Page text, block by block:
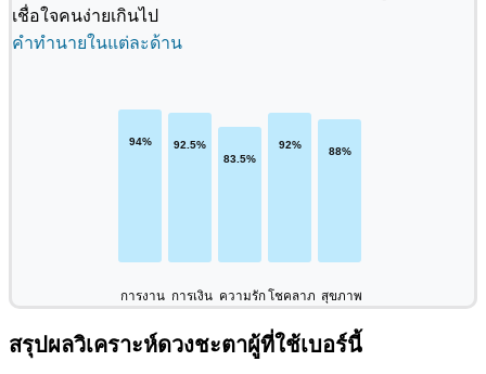
เชื่อใจคนง่ายเกินไป
คำทำนายในแต่ละด้าน
การงาน การเงิน ความรักโชคลาภ สุขภาพ
สรุปผลวิเคราะห์ดวงชะตาผู้ที่ใช้เบอร์นี้